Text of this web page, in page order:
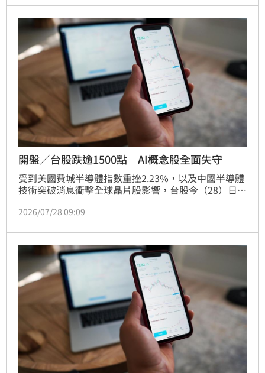
意與英特爾（Intel）抗衡。開盤後不到1小時，美股4
大指數突全面翻黑，台指期夜盤也走跌。
開盤／台股跌逾1500點 AI概念股全面失守
受到美國費城半導體指數重挫2.23%，以及中國半導體
技術突破消息衝擊全球晶片股影響，台股今（28）日開
點，下跌1578.44點、跌幅3.62%；櫃買指數同步跌至
比集中市場更重，市場恐慌情緒迅速升溫。
2026/07/28 09:09